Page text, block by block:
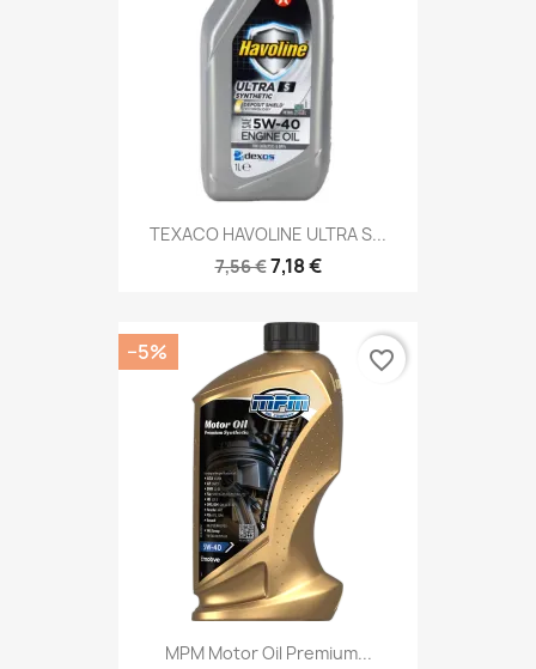
TEXACO HAVOLINE ULTRA S...
7,56 €7,18 €
MPM Motor Oil Premium...
−5% favorite_border